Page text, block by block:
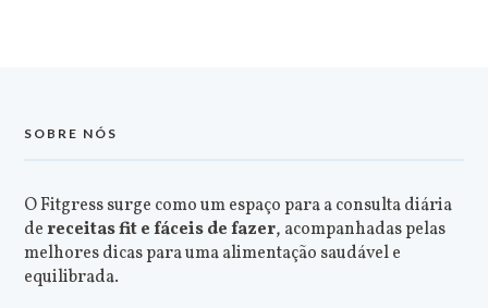
SOBRE NÓS
O Fitgress surge como um espaço para a consulta diária
dereceitas fit e fáceis de fazer, acompanhadas pelas
melhores dicas para uma alimentação saudável e
equilibrada.